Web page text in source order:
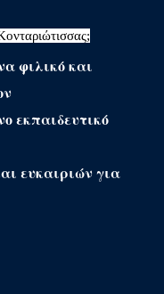
φιλικό και
εκπαιδευτικό
ευκαιριών για